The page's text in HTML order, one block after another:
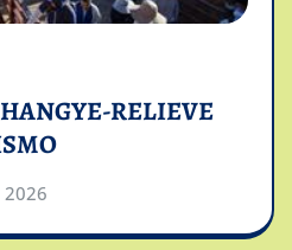
RELIEVE
2026